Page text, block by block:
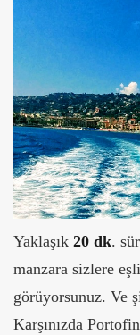
Yaklaşık 20 dk.
manzara sizlere
görüyorsunuz. Ve
Karşınızda